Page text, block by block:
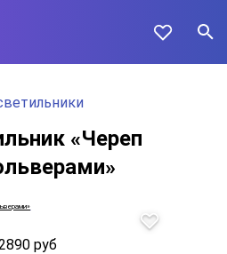
«Череп
руб